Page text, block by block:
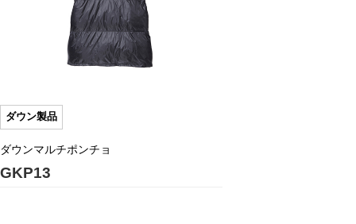
ダウン製品
ダウンマルチポンチョ
GKP13